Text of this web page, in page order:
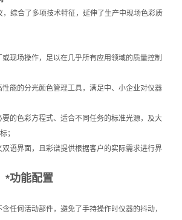
，综合了多项技术特征，延伸了生产中现场色彩质
或现场操作，足以在几乎所有应用领域的质量控制
性能的分光颜色管理工具，满足中、小企业对仪器
要的色彩方程式、适合不同任务的标准光源，及大
；
语界面，且彩谱提供根据客户的实际需求进行界
*功能配置
任何活动部件，避免了手持操作时仪器的抖动，